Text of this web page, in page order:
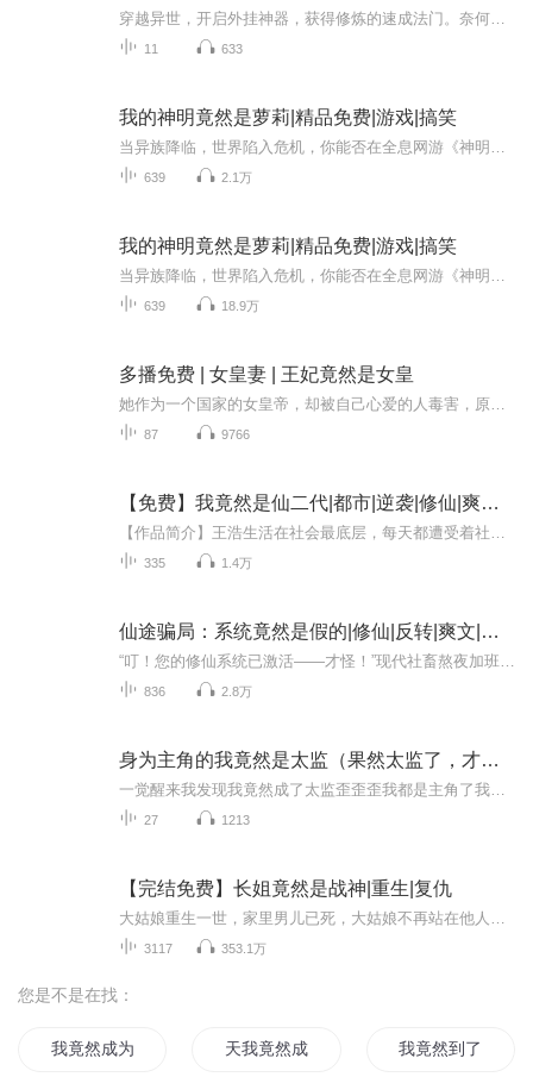
11 633
我的神明竟然是萝莉|精品免费|游戏|搞笑
639 2.1万
我的神明竟然是萝莉|精品免费|游戏|搞笑
639 18.9万
多播免费 | 女皇妻 | 王妃竟然是女皇
87 9766
【免费】我竟然是仙二代|都市|逆袭|修仙|爽文|AI专辑
335 1.4万
仙途骗局：系统竟然是假的|修仙|反转|爽文|热血
836 2.8万
身为主角的我竟然是太监（果然太监了，才三集就太监）
27 1213
【完结免费】长姐竟然是战神|重生|复仇
3117 353.1万
您是不是在找：
我竟然成为了皇帝 天我竟然成了系统 我竟然到了三国